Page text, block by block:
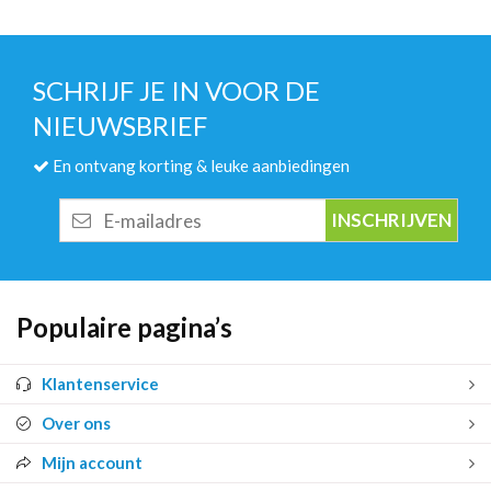
SCHRIJF JE IN VOOR DE
NIEUWSBRIEF
En ontvang korting & leuke aanbiedingen
mailadres
Populaire pagina’s
Klantenservice
Over ons
Mijn account